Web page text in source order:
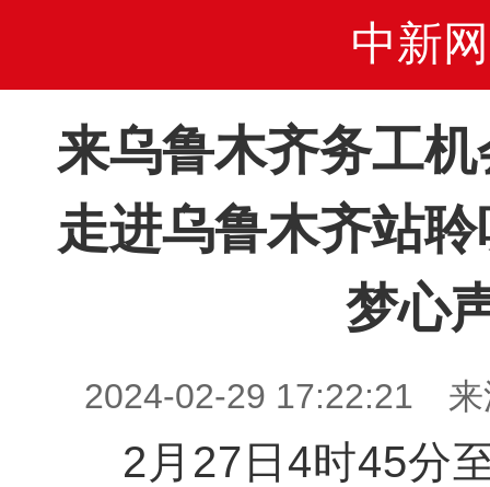
中新网
来乌鲁木齐务工
走进乌鲁木齐站
梦心
2024-02-29 17:22:21 来
2月27日4时45分至